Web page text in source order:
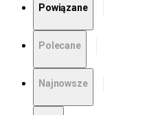
Powiązane
Polecane
Najnowsze